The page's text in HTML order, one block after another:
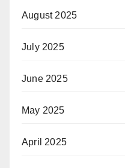
August 2025
July 2025
June 2025
May 2025
April 2025